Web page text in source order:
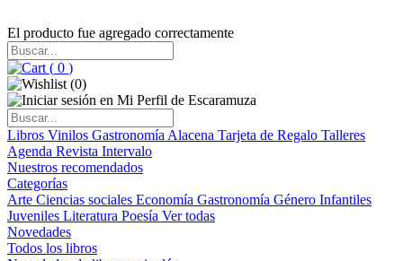
El producto fue agregado correctamente
( 0 )
(0)
Libros Vinilos Gastronomía Alacena Tarjeta de Regalo Talleres
Agenda Revista Intervalo
Nuestros recomendados
Categorías
Arte Ciencias sociales Economía Gastronomía Género Infantiles
Juveniles Literatura Poesía Ver todas
Novedades
Todos los libros